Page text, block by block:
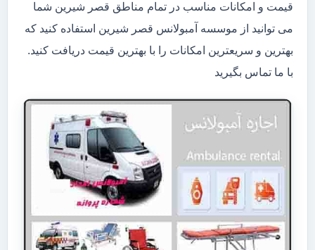
قیمت و امکانات مناسب در تمام مناطق قصر شیرین شما
می توانید از موسسه آمبولانس قصر شیرین استفاده کنید که
بهترین و سریعترین امکانات را با بهترین قیمت دریافت کنید.
با ما تماس بگیرید